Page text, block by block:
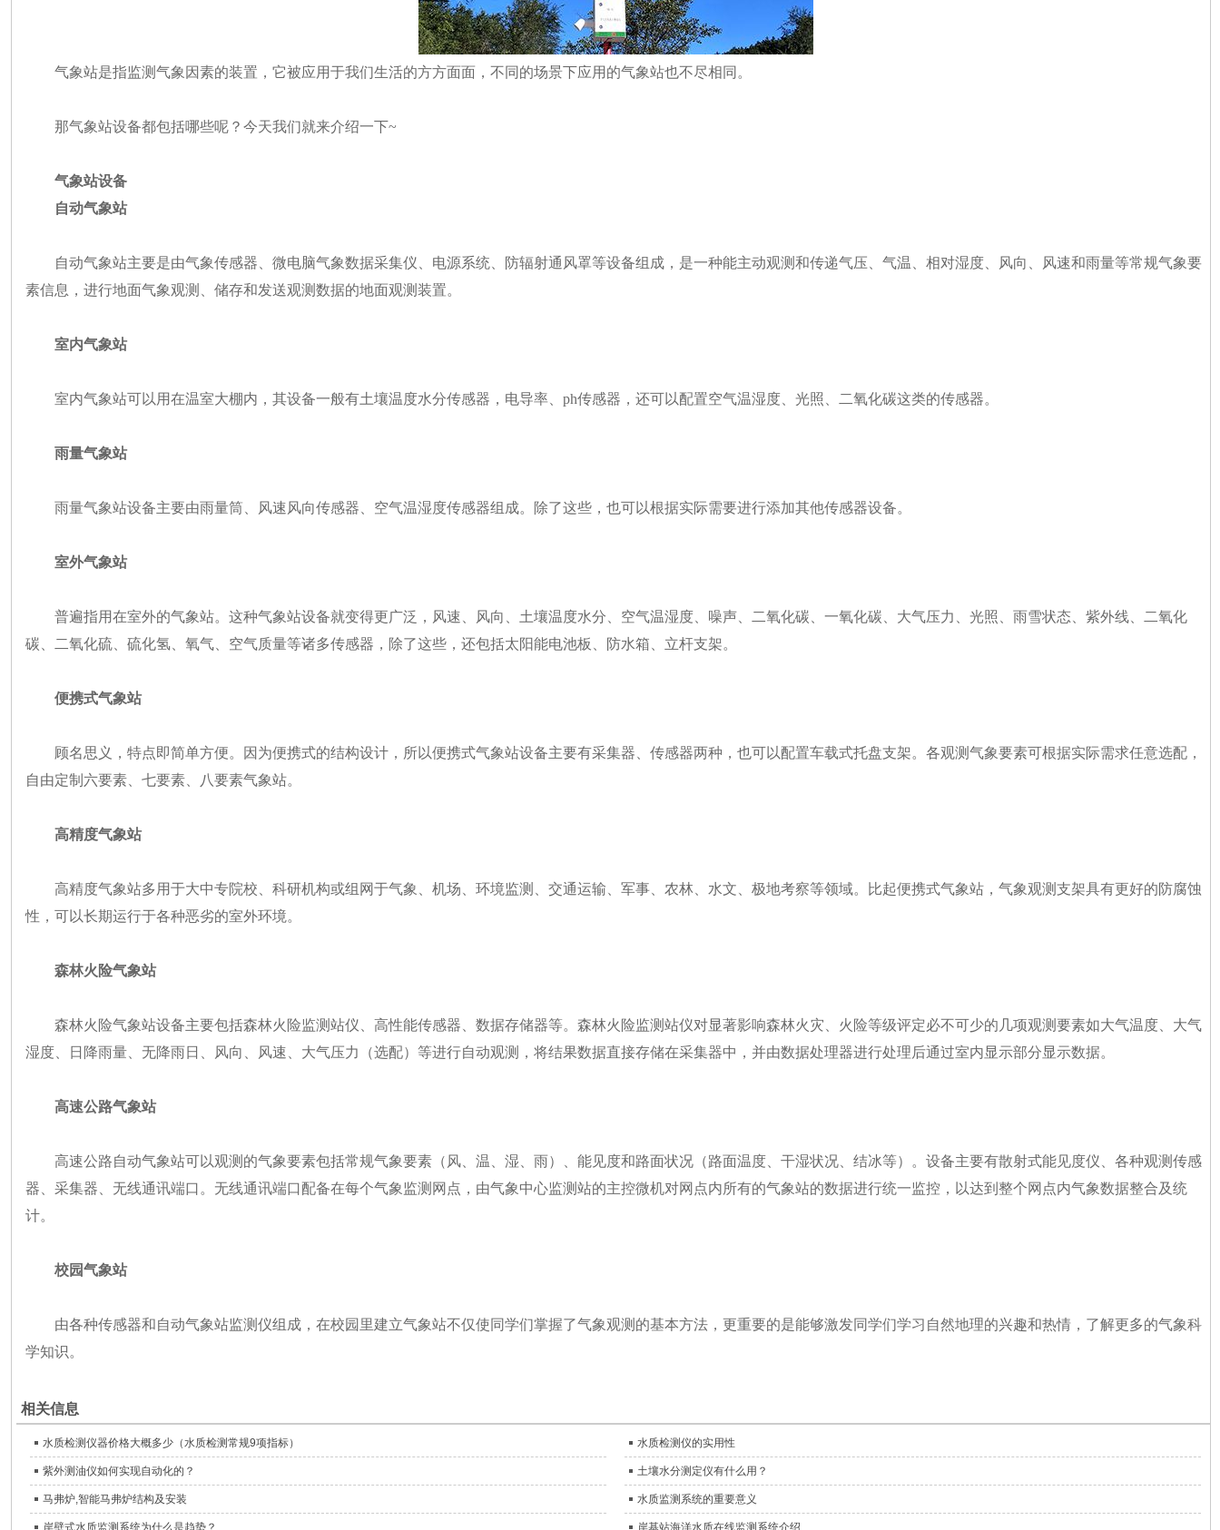
气象站是指监测气象因素的装置，它被应用于我们生活的方方面面，不同的场景下应用的气象站也不尽相同。
那气象站设备都包括哪些呢？今天我们就来介绍一下~
气象站设备
自动气象站
自动气象站主要是由气象传感器、微电脑气象数据采集仪、电源系统、防辐射通风罩等设备组成，是一种能主动观测和传递气压、气温、相对湿度、风向、风速和雨量等常规气象要
素信息，进行地面气象观测、储存和发送观测数据的地面观测装置。
室内气象站
室内气象站可以用在温室大棚内，其设备一般有土壤温度水分传感器，电导率、ph传感器，还可以配置空气温湿度、光照、二氧化碳这类的传感器。
雨量气象站
雨量气象站设备主要由雨量筒、风速风向传感器、空气温湿度传感器组成。除了这些，也可以根据实际需要进行添加其他传感器设备。
室外气象站
普遍指用在室外的气象站。这种气象站设备就变得更广泛，风速、风向、土壤温度水分、空气温湿度、噪声、二氧化碳、一氧化碳、大气压力、光照、雨雪状态、紫外线、二氧化
碳、二氧化硫、硫化氢、氧气、空气质量等诸多传感器，除了这些，还包括太阳能电池板、防水箱、立杆支架。
便携式气象站
顾名思义，特点即简单方便。因为便携式的结构设计，所以便携式气象站设备主要有采集器、传感器两种，也可以配置车载式托盘支架。各观测气象要素可根据实际需求任意选配，
自由定制六要素、七要素、八要素气象站。
高精度气象站
高精度气象站多用于大中专院校、科研机构或组网于气象、机场、环境监测、交通运输、军事、农林、水文、极地考察等领域。比起便携式气象站，气象观测支架具有更好的防腐蚀
性，可以长期运行于各种恶劣的室外环境。
森林火险气象站
森林火险气象站设备主要包括森林火险监测站仪、高性能传感器、数据存储器等。森林火险监测站仪对显著影响森林火灾、火险等级评定必不可少的几项观测要素如大气温度、大气
湿度、日降雨量、无降雨日、风向、风速、大气压力（选配）等进行自动观测，将结果数据直接存储在采集器中，并由数据处理器进行处理后通过室内显示部分显示数据。
高速公路气象站
高速公路自动气象站可以观测的气象要素包括常规气象要素（风、温、湿、雨）、能见度和路面状况（路面温度、干湿状况、结冰等）。设备主要有散射式能见度仪、各种观测传感
器、采集器、无线通讯端口。无线通讯端口配备在每个气象监测网点，由气象中心监测站的主控微机对网点内所有的气象站的数据进行统一监控，以达到整个网点内气象数据整合及统
计。
校园气象站
由各种传感器和自动气象站监测仪组成，在校园里建立气象站不仅使同学们掌握了气象观测的基本方法，更重要的是能够激发同学们学习自然地理的兴趣和热情，了解更多的气象科
学知识。
相关信息
水质检测仪器价格大概多少（水质检测常规9项指标） 水质检测仪的实用性
紫外测油仪如何实现自动化的？ 土壤水分测定仪有什么用？
马弗炉,智能马弗炉结构及安装 水质监测系统的重要意义
岸壁式水质监测系统为什么是趋势？ 岸基站海洋水质在线监测系统介绍